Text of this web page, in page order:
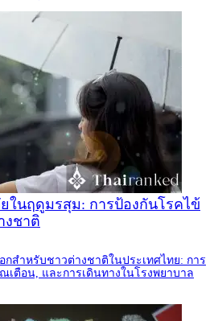
ในฤดูมรสุม: การป้องกันโรคไข้
งชาติ
กสำหรับชาวต่างชาติในประเทศไทย: การ
ตือน, และการเดินทางในโรงพยาบาล